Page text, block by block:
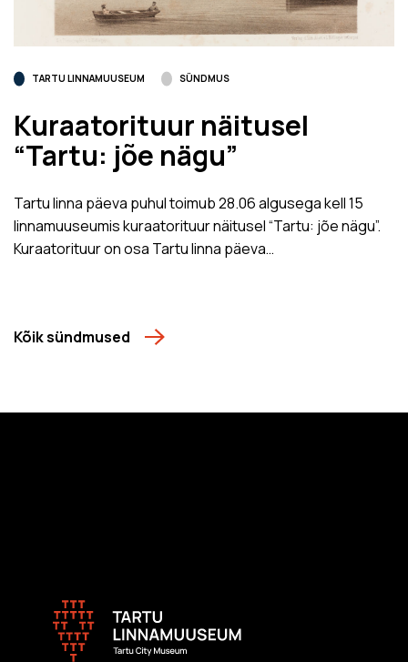
TARTU LINNAMUUSEUM SÜNDMUS
Kuraatorituur näitusel
“Tartu: jõe nägu”
Tartu linna päeva puhul toimub 28.06 algusega kell 15
linnamuuseumis kuraatorituur näitusel “Tartu: jõe nägu”.
Kuraatorituur on osa Tartu linna päeva…
Kõik sündmused